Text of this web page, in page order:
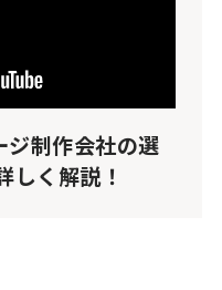
ジ制作会社の選
しく解説！